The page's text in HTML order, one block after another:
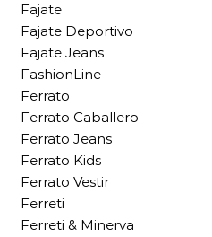
Fajate
Fajate Deportivo
Fajate Jeans
FashionLine
Ferrato
Ferrato Caballero
Ferrato Jeans
Ferrato Kids
Ferrato Vestir
Ferreti
Ferreti & Minerva